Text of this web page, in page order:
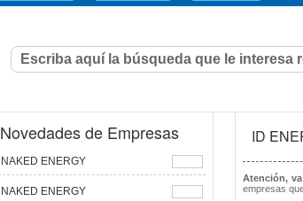
Novedades de Empresas
NAKED ENERGY
NAKED ENERGY
ID
Atención,
empresas